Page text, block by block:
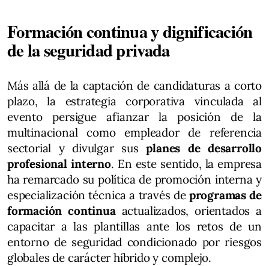
Formación continua y dignificación
de la seguridad privada
Más allá de la captación de candidaturas a corto
plazo, la estrategia corporativa vinculada al
evento persigue afianzar la posición de la
multinacional como empleador de referencia
sectorial y divulgar susplanes de desarrollo
profesional interno. En este sentido, la empresa
ha remarcado su política de promoción interna y
especialización técnica a través de programas de
formación continuaactualizados, orientados a
capacitar a las plantillas ante los retos de un
entorno de seguridad condicionado por riesgos
globales de carácter híbrido y complejo.